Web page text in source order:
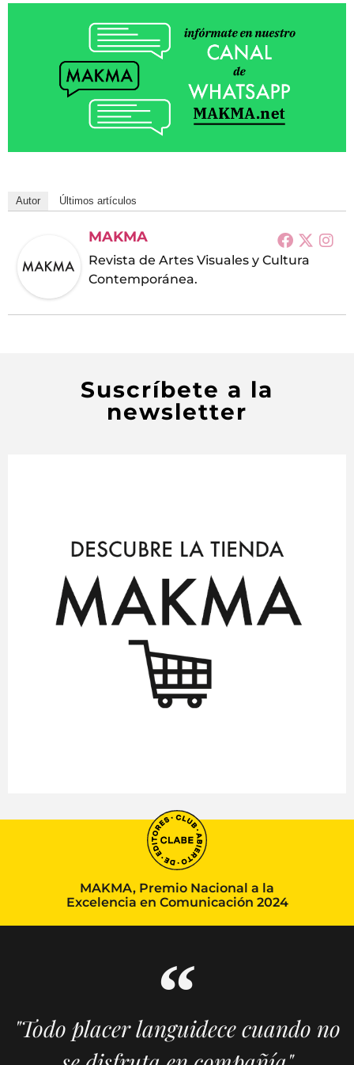
Autor Últimos artículos
MAKMA
Revista de Artes Visuales y Cultura
Contemporánea.
Suscríbete a la
newsletter
MAKMA, Premio Nacional a la
Excelencia en Comunicación 2024
"Todo placer languidece cuando no